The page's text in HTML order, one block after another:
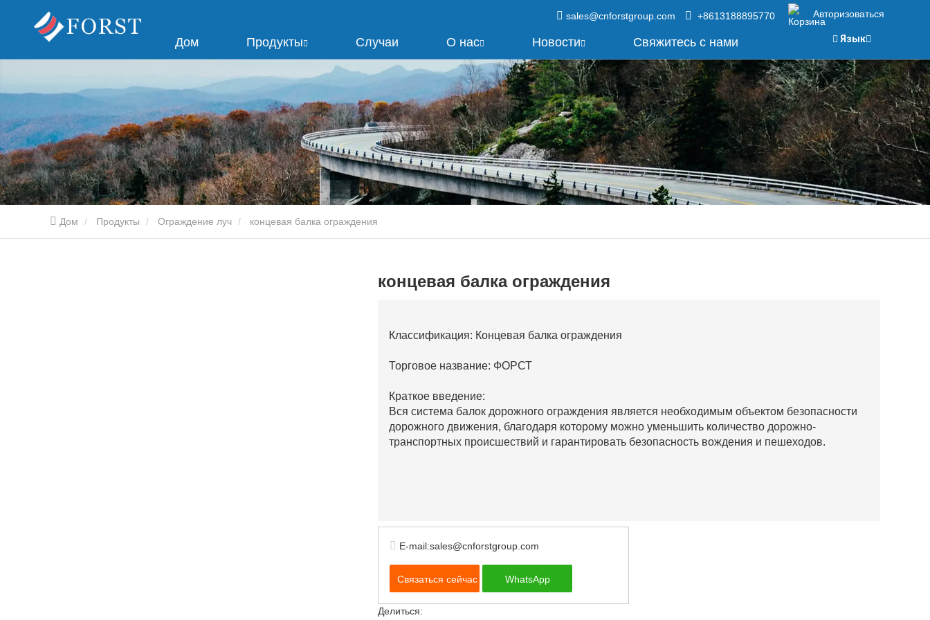
Авторизоваться
sales@cnforstgroup.com +8613188895770
Дом Продукты Случаи О нас Новости Свяжитесь с нами Язык
Дом Продукты Ограждение луч концевая балка ограждения
концевая балка ограждения
Классификация: Концевая балка ограждения
Торговое название: ФОРСТ
Краткое введение:
Вся система балок дорожного ограждения является необходимым объектом безопасности
дорожного движения, благодаря которому можно уменьшить количество дорожно-
транспортных происшествий и гарантировать безопасность вождения и пешеходов.
E-mail:sales@cnforstgroup.com
Связаться сейчас WhatsApp
Делиться: